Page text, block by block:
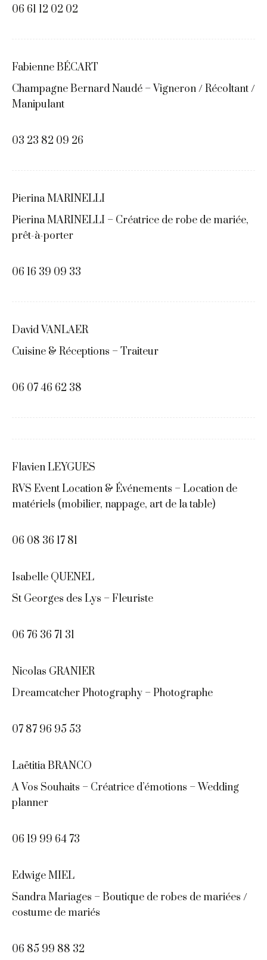
06 61 12 02 02
Fabienne BÉCART
Champagne Bernard Naudé – Vigneron / Récoltant /
Manipulant
03 23 82 09 26
Pierina MARINELLI
Pierina MARINELLI – Créatrice de robe de mariée,
prêt-à-porter
06 16 39 09 33
David VANLAER
Cuisine & Réceptions – Traiteur
06 07 46 62 38
Flavien LEYGUES
RVS Event Location & Événements – Location de
matériels (mobilier, nappage, art de la table)
06 08 36 17 81
Isabelle QUENEL
St Georges des Lys – Fleuriste
06 76 36 71 31
Nicolas GRANIER
Dreamcatcher Photography – Photographe
07 87 96 95 53
Laëtitia BRANCO
A Vos Souhaits – Créatrice d’émotions – Wedding
planner
06 19 99 64 73
Edwige MIEL
Sandra Mariages – Boutique de robes de mariées /
costume de mariés
06 85 99 88 32